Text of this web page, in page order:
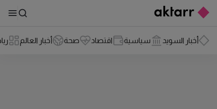
أخبار السويد سياسية اقتصاد صحة أخبار العالم